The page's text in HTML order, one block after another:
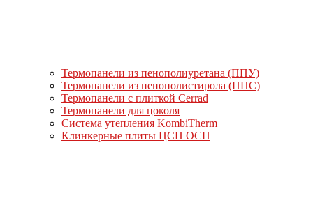
Термопанели из пенополиуретана (ППУ)
Термопанели из пенополистирола (ППС)
Термопанели с плиткой Cerrad
Термопанели для цоколя
Система утепления KombiTherm
Клинкерные плиты ЦСП ОСП